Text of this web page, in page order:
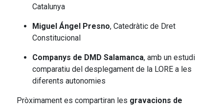
Catalunya
Miguel Ángel Presno, Catedràtic de Dret
Constitucional
Companys de DMD Salamanca, amb un estudi
comparatiu del desplegament de la LORE a les
diferents autonomies
Pròximament es compartiran les gravacions de